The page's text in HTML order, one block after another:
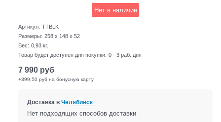
Нет в наличии
Артикул: TTBLK
Размеры: 258 x 148 x 52
Вес: 0,93 кг.
Товар будет доступен для покупки: 0 - 3 раб. дня
7 990 руб
+399,50 руб на бонусную карту
Доставка в Челябинск
Нет подходящих способов доставки